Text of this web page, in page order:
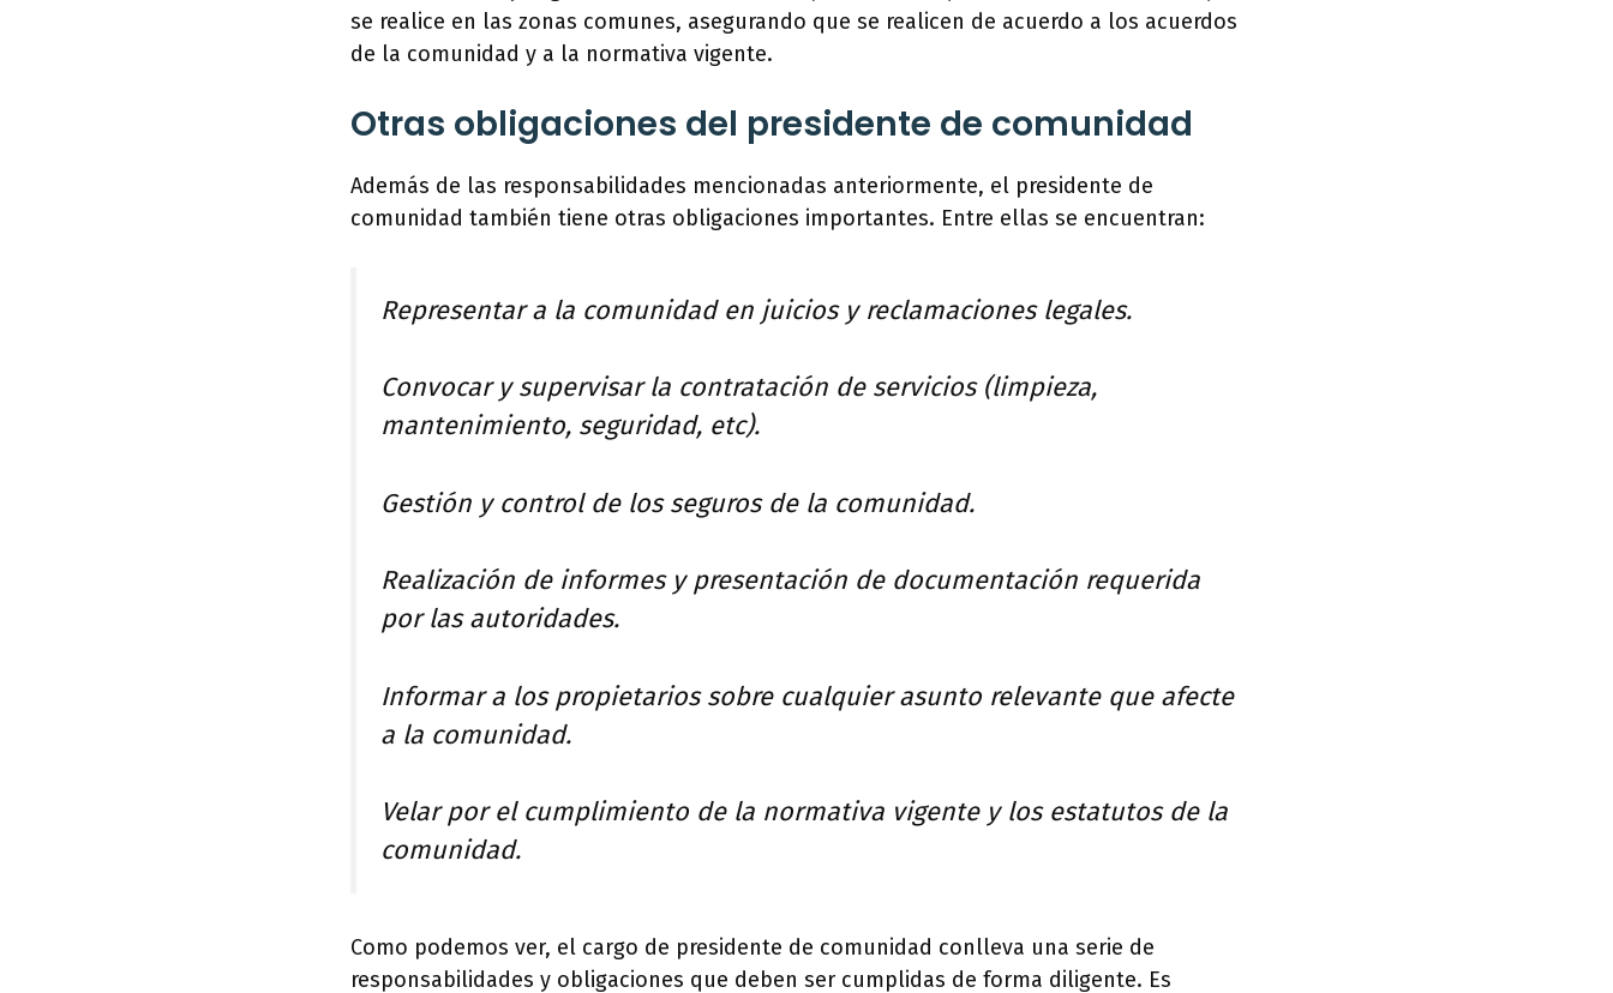
se realice en las zonas comunes, asegurando que se realicen de acuerdo a los acuerdos
de la comunidad y a la normativa vigente.
Otras obligaciones del presidente de comunidad
Además de las responsabilidades mencionadas anteriormente, el presidente de
comunidad también tiene otras obligaciones importantes. Entre ellas se encuentran:
Representar a la comunidad en juicios y reclamaciones legales.
Convocar y supervisar la contratación de servicios (limpieza,
mantenimiento, seguridad, etc).
Gestión y control de los seguros de la comunidad.
Realización de informes y presentación de documentación requerida
por las autoridades.
Informar a los propietarios sobre cualquier asunto relevante que afecte
a la comunidad.
Velar por el cumplimiento de la normativa vigente y los estatutos de la
comunidad.
Como podemos ver, el cargo de presidente de comunidad conlleva una serie de
responsabilidades y obligaciones que deben ser cumplidas de forma diligente. Es